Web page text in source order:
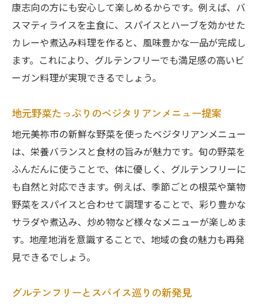
康志向の方にも安心して楽しめるからです。例えば、バ
スマティライスを主食に、スパイスとハーブを効かせた
カレーや煮込み料理を作ると、風味豊かな一品が完成し
ます。これにより、グルテンフリーでも満足感の高いビ
ーガン料理が実現できるでしょう。
地元野菜たっぷりのベジタリアンメニュー提案
地元美祢市の新鮮な野菜を使ったベジタリアンメニュー
は、栄養バランスと食材の旨みが魅力です。旬の野菜を
ふんだんに使うことで、体に優しく、グルテンフリーに
も自然と対応できます。例えば、季節ごとの根菜や葉物
野菜をスパイスと合わせて調理することで、彩り豊かな
サラダや煮込み、炒め物など様々なメニューが楽しめま
す。地産地消を意識することで、地域の食の魅力も再発
見できるでしょう。
グルテンフリーとスパイス巡りの新発見